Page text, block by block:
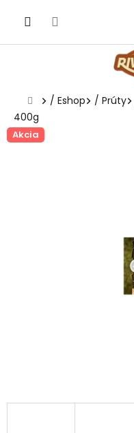
Domov
/ Eshop / Prúty
400g
Akcia